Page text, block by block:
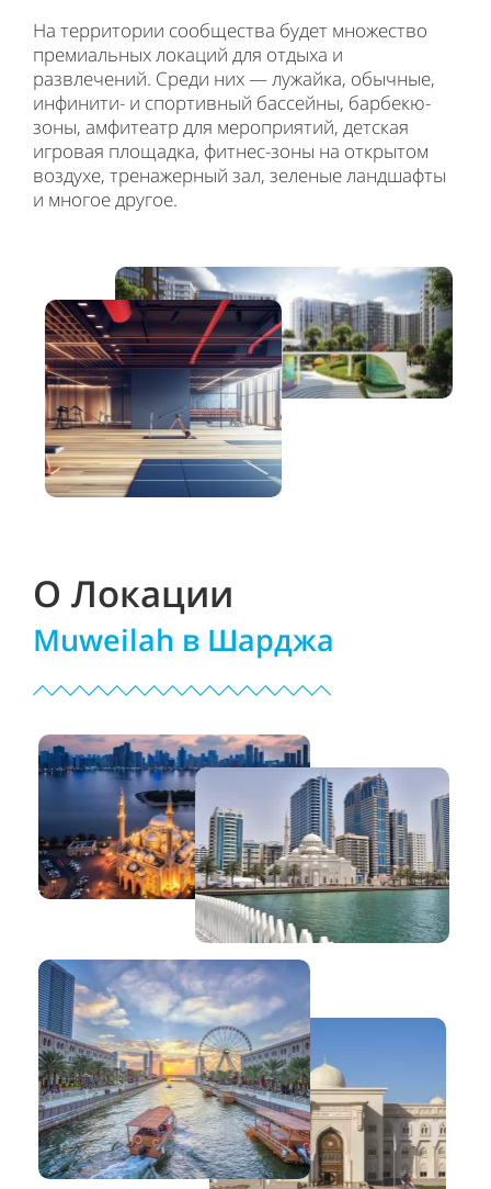
На территории сообщества будет множество
премиальных локаций для отдыха и
развлечений. Среди них — лужайка, обычные,
инфинити- и спортивный бассейны, барбекю-
зоны, амфитеатр для мероприятий, детская
игровая площадка, фитнес-зоны на открытом
воздухе, тренажерный зал, зеленые ландшафты
и многое другое.
О Локации
Muweilah в Шарджа